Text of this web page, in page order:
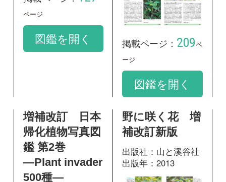
出版社：全国農村教
育協会
出版年：2010
ページ
図鑑を開く
掲載ページ：
図鑑を開く
神奈川県植物誌